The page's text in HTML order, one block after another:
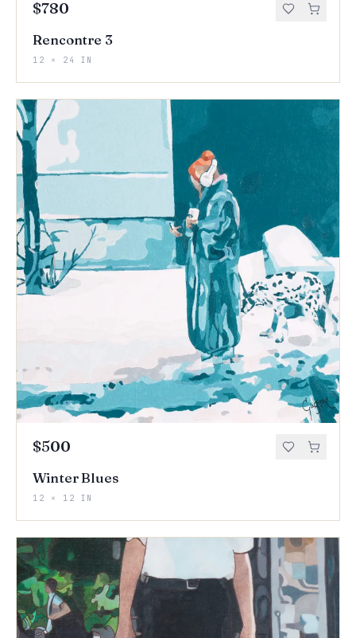
$780
Rencontre 3
12 × 24 IN
$500
Winter Blues
12 × 12 IN